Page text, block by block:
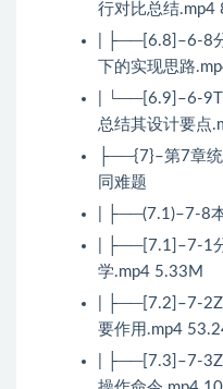
行对比总结.mp4
| ├──[6.8]–6-8
下的实现思路
| └──[6.9]–6-
总结其设计要点
├──{7}–第7章
同难题
| ├──(7.1)–7-8
| ├──[7.1]–7-1
学.mp4 5.33M
| ├──[7.2]–7-
要作用.mp4
| ├──[7.3]–7-